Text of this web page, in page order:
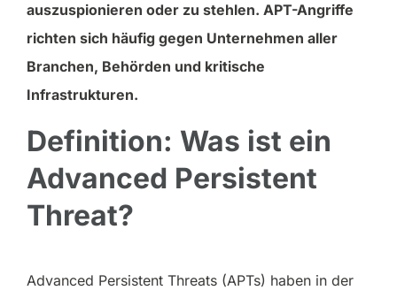
auszuspionieren oder zu stehlen. APT-Angriffe
richten sich häufig gegen Unternehmen aller
Branchen, Behörden und kritische
Infrastrukturen.
Definition: Was ist ein
Advanced Persistent
Threat?
Advanced Persistent Threats (APTs) haben in der